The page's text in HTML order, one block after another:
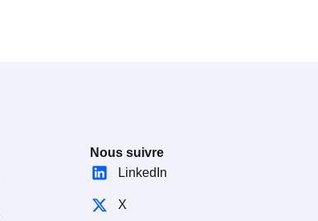
Nous suivre
LinkedIn
X